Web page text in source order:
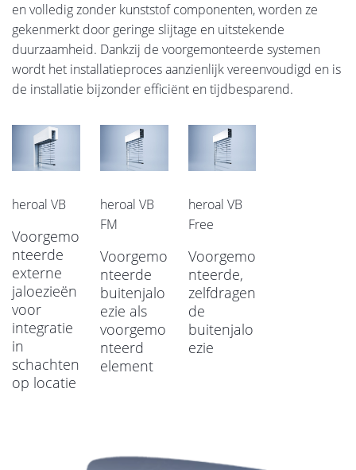
en volledig zonder kunststof componenten, worden ze
gekenmerkt door geringe slijtage en uitstekende
duurzaamheid. Dankzij de voorgemonteerde systemen
wordt het installatieproces aanzienlijk vereenvoudigd en is
de installatie bijzonder efficiënt en tijdbesparend.
heroal VB
Voorgemo
nteerde
externe
jaloezieën
voor
integratie
in
schachten
op locatie
heroal VB
FM
Voorgemo
nteerde
buitenjalo
ezie als
voorgemo
nteerd
element
heroal VB
Free
Voorgemo
nteerde,
zelfdragen
de
buitenjalo
ezie